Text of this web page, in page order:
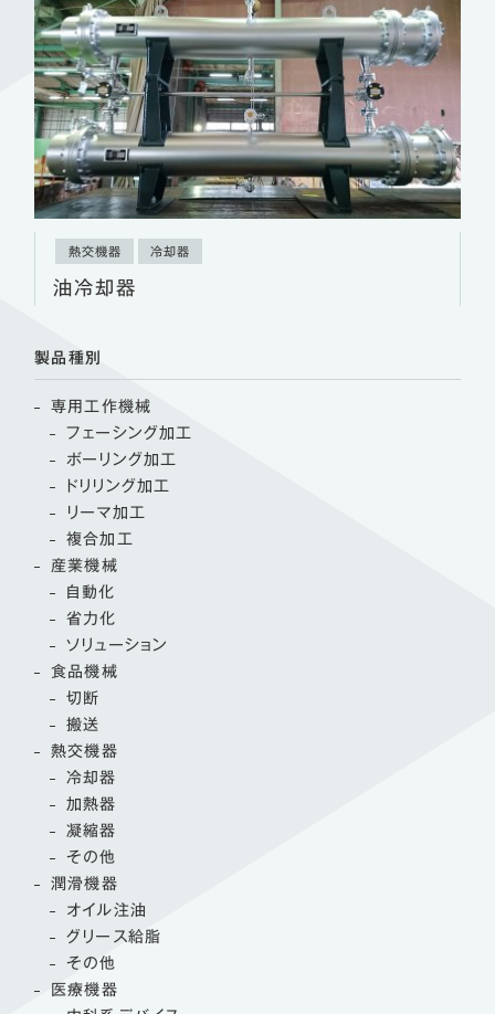
熱交機器 冷却器
油冷却器
製品種別
専用工作機械
フェーシング加工
ボーリング加工
ドリリング加工
リーマ加工
複合加工
産業機械
自動化
省力化
ソリューション
食品機械
切断
搬送
熱交機器
冷却器
加熱器
凝縮器
その他
潤滑機器
オイル注油
グリース給脂
その他
医療機器